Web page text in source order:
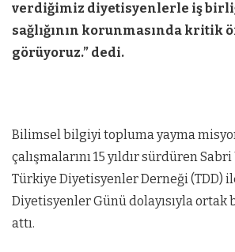
verdiğimiz diyetisyenlerle iş
sağlığının korunmasında kritik
görüyoruz.” dedi.
Bilimsel bilgiyi topluma yayma
çalışmalarını 15 yıldır sürdüren Sabri
Türkiye Diyetisyenler Derneği (TDD)
Diyetisyenler Günü dolayısıyla
attı.